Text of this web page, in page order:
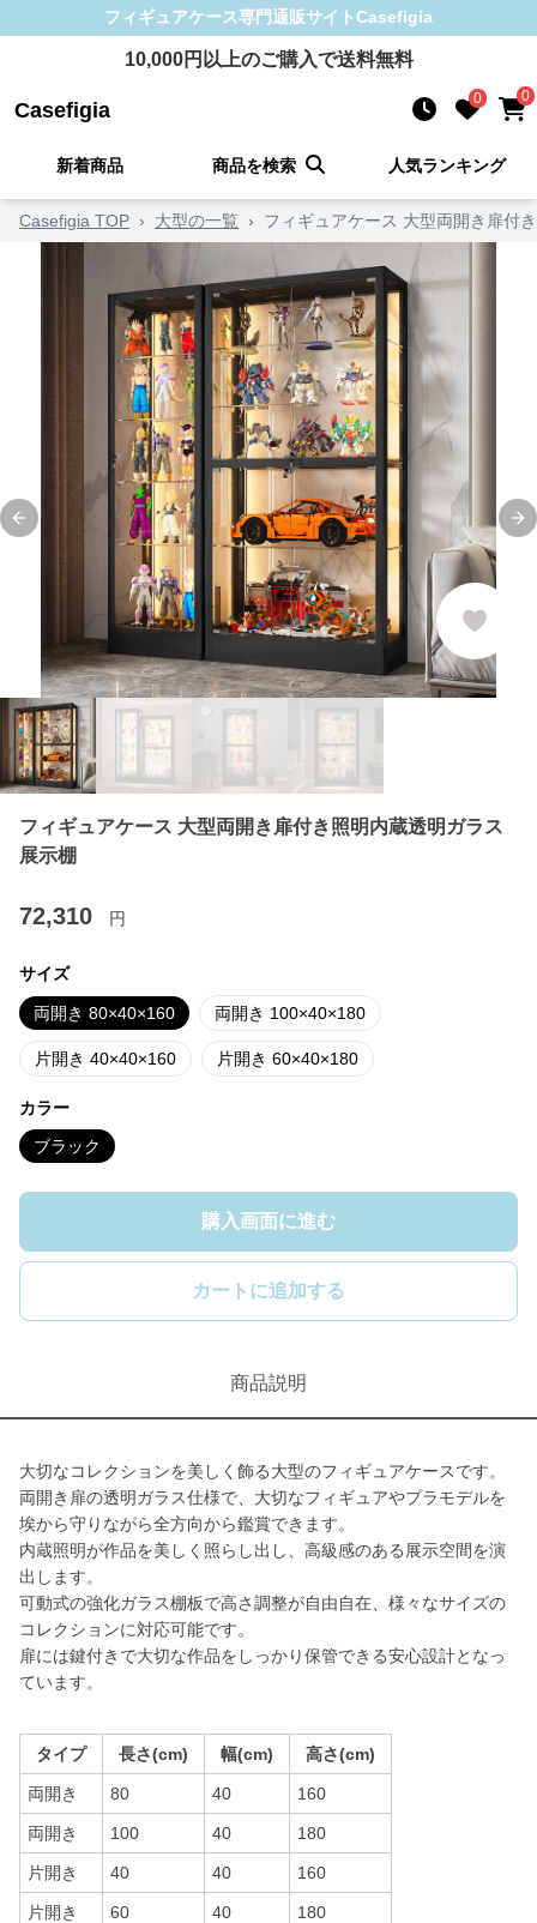
フィギュアケース専門通販サイトCasefigia
10,000円以上のご購入で送料無料
Casefigia 0 0
新着商品 商品を検索 人気ランキング
Casefigia TOP › 大型の一覧 › フィギュアケース 大型両開き扉付
Previous slide
フィギュアケース 大型両開き扉付き照明内蔵透明ガラス
展示棚
72,310 円
サイズ
両開き 80×40×160 両開き 100×40×180
片開き 40×40×160 片開き 60×40×180
カラー
ブラック
購入画面に進む
カートに追加する
商品説明
大切なコレクションを美しく飾る大型のフィギュアケースです。
両開き扉の透明ガラス仕様で、大切なフィギュアやプラモデルを
埃から守りながら全方向から鑑賞できます。
内蔵照明が作品を美しく照らし出し、高級感のある展示空間を演
出します。
可動式の強化ガラス棚板で高さ調整が自由自在、様々なサイズの
コレクションに対応可能です。
扉には鍵付きで大切な作品をしっかり保管できる安心設計となっ
ています。
タイプ 長さ(cm) 幅(cm) 高さ(cm)
両開き 80 40 160
両開き 100 40 180
片開き 40 40 160
片開き 60 40 180